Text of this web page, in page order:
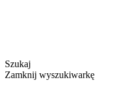
Szukaj
Zamknij wyszukiwarkę